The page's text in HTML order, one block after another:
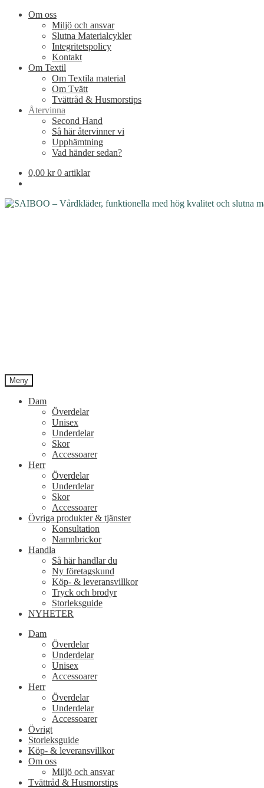
Om oss
Miljö och ansvar
Slutna Materialcykler
Integritetspolicy
Kontakt
Om Textil
Om Textila material
Om Tvätt
Tvättråd & Husmorstips
Återvinna
Second Hand
Så här återvinner vi
Upphämtning
Vad händer sedan?
0,00 kr 0 artiklar
Meny
Dam
Överdelar
Unisex
Underdelar
Skor
Accessoarer
Herr
Överdelar
Underdelar
Skor
Accessoarer
Övriga produkter & tjänster
Konsultation
Namnbrickor
Handla
Så här handlar du
Ny företagskund
Köp- & leveransvillkor
Tryck och brodyr
Storleksguide
NYHETER
Dam
Överdelar
Underdelar
Unisex
Accessoarer
Herr
Överdelar
Underdelar
Accessoarer
Övrigt
Storleksguide
Köp- & leveransvillkor
Om oss
Miljö och ansvar
Tvättråd & Husmorstips